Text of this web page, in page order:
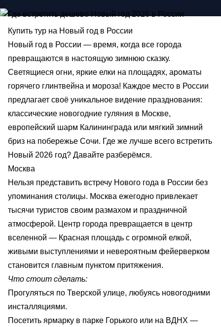
Купить тур на Новый год в России
Новый год в России — время, когда все города
превращаются в настоящую зимнюю сказку.
Светящиеся огни, яркие елки на площадях, ароматы
горячего глинтвейна и мороза! Каждое место в России
предлагает своё уникальное видение празднования:
классические новогодние гуляния в Москве,
европейский шарм Калининграда или мягкий зимний
бриз на побережье Сочи. Где же лучше всего встретить
Новый 2026 год? Давайте разберёмся.
Москва
Нельзя представить встречу Нового года в России без
упоминания столицы. Москва ежегодно привлекает
тысячи туристов своим размахом и праздничной
атмосферой. Центр города превращается в центр
вселенной — Красная площадь с огромной елкой,
живыми выступлениями и невероятным фейерверком
становится главным пунктом притяжения.
Что стоит сделать:
Прогуляться по Тверской улице, любуясь новогодними
инсталляциями.
Посетить ярмарку в парке Горького или на ВДНХ —